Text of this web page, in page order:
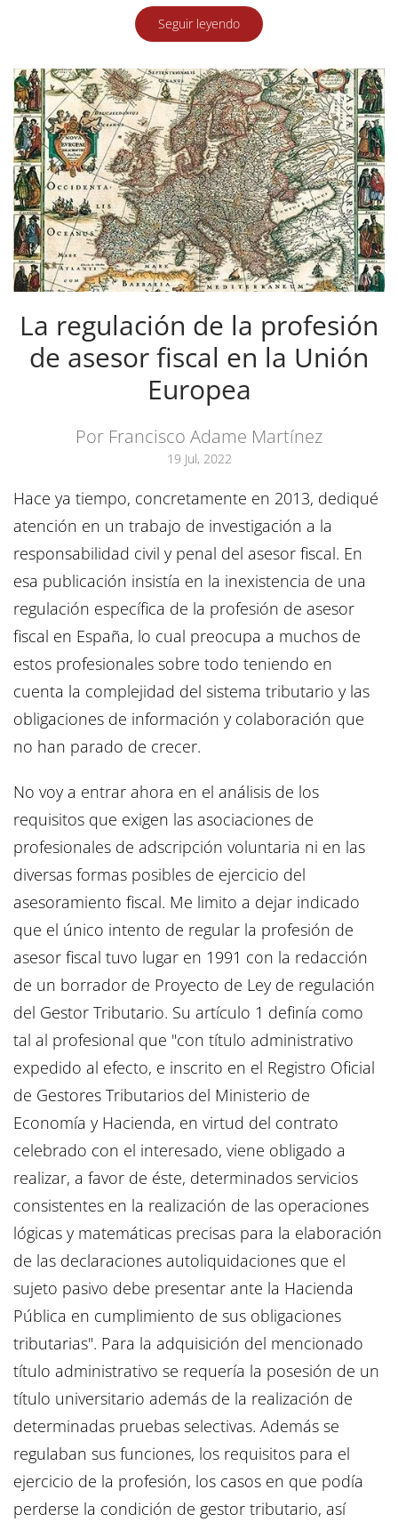
Seguir leyendo
La regulación de la profesión
de asesor fiscal en la Unión
Europea
Por Francisco Adame Martínez
19 Jul, 2022
Hace ya tiempo, concretamente en 2013, dediqué
atención en un trabajo de investigación a la
responsabilidad civil y penal del asesor fiscal. En
esa publicación insistía en la inexistencia de una
regulación específica de la profesión de asesor
fiscal en España, lo cual preocupa a muchos de
estos profesionales sobre todo teniendo en
cuenta la complejidad del sistema tributario y las
obligaciones de información y colaboración que
no han parado de crecer.
No voy a entrar ahora en el análisis de los
requisitos que exigen las asociaciones de
profesionales de adscripción voluntaria ni en las
diversas formas posibles de ejercicio del
asesoramiento fiscal. Me limito a dejar indicado
que el único intento de regular la profesión de
asesor fiscal tuvo lugar en 1991 con la redacción
de un borrador de Proyecto de Ley de regulación
del Gestor Tributario. Su artículo 1 definía como
tal al profesional que "con título administrativo
expedido al efecto, e inscrito en el Registro Oficial
de Gestores Tributarios del Ministerio de
Economía y Hacienda, en virtud del contrato
celebrado con el interesado, viene obligado a
realizar, a favor de éste, determinados servicios
consistentes en la realización de las operaciones
lógicas y matemáticas precisas para la elaboración
de las declaraciones autoliquidaciones que el
sujeto pasivo debe presentar ante la Hacienda
Pública en cumplimiento de sus obligaciones
tributarias". Para la adquisición del mencionado
título administrativo se requería la posesión de un
título universitario además de la realización de
determinadas pruebas selectivas. Además se
regulaban sus funciones, los requisitos para el
ejercicio de la profesión, los casos en que podía
perderse la condición de gestor tributario, así